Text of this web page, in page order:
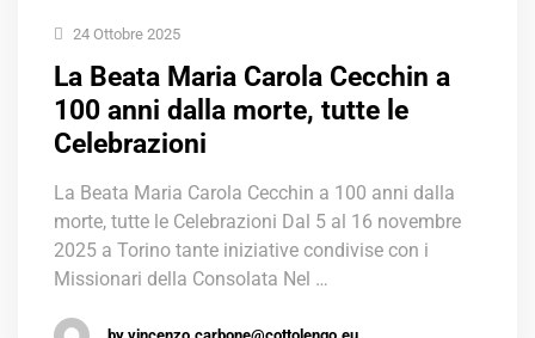
24 Ottobre 2025
La Beata Maria Carola Cecchin a
100 anni dalla morte, tutte le
Celebrazioni
La Beata Maria Carola Cecchin a 100 anni dalla
morte, tutte le Celebrazioni Dal 5 al 16 novembre
2025 a Torino tante iniziative condivise con i
Missionari della Consolata Nel …